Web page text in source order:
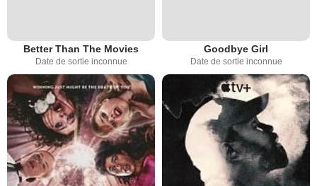
Better Than The Movies
Date de sortie inconnue
Goodbye Girl
Date de sortie inconnue